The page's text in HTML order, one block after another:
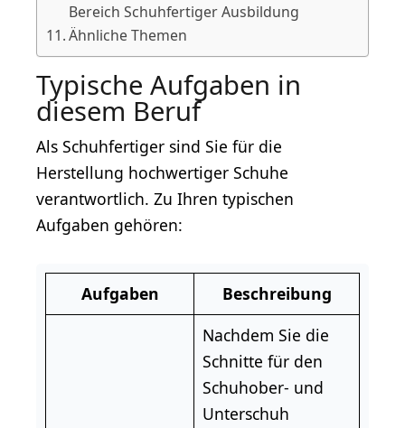
Bereich Schuhfertiger Ausbildung
Ähnliche Themen
Typische Aufgaben in
diesem Beruf
Als Schuhfertiger sind Sie für die
Herstellung hochwertiger Schuhe
verantwortlich. Zu Ihren typischen
Aufgaben gehören:
Aufgaben Beschreibung
Nachdem Sie die
Schnitte für den
Schuhober- und
Unterschuh